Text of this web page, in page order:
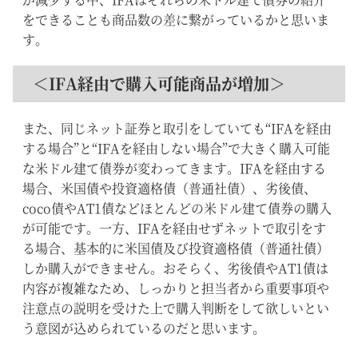
をできることも商品数の差に繋がっているかと思いま
す。
＜IFA経由で購入可能商品が増加＞
また、同じネット証券と取引をしていても“IFAを経由
する場合”と“IFAを経由しない場合”で大きく購入可能
な米ドル建て債券が変わってきます。IFAを経由する
場合、米国債や投資適格債（普通社債）、劣後債、
coco債やAT1債などほとんどの米ドル建て債券の購入
が可能です。一方、IFAを経由せずネットで取引をす
る場合、基本的に米国債及び投資適格債（普通社債）
しか購入ができません。おそらく、劣後債やAT1債は
内容が複雑なため、しっかりと担当者から重要事項や
注意点の説明を受けた上で購入判断をして欲しいとい
う意図が込められているのだと思います。